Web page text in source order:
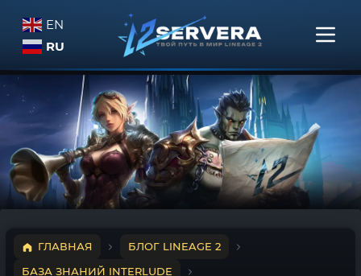
EN
RU
ГЛАВНАЯ
БЛОГ LINEAGE 2
БАЗА ЗНАНИЙ INTERLUDE